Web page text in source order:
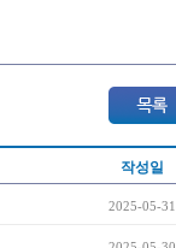
작성일
2025-05-31